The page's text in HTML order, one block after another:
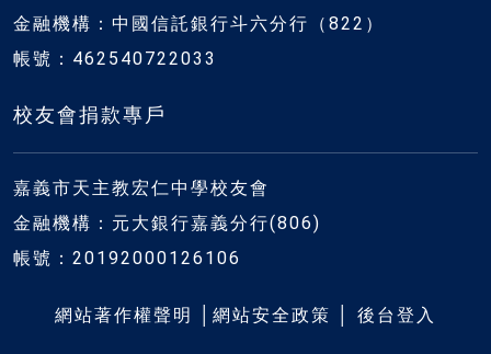
金融機構：中國信託銀行斗六分行（822）
帳號：462540722033
校友會捐款專戶
嘉義市天主教宏仁中學校友會
金融機構：元大銀行嘉義分行(806)
帳號：20192000126106
網站著作權聲明 網站安全政策 後台登入